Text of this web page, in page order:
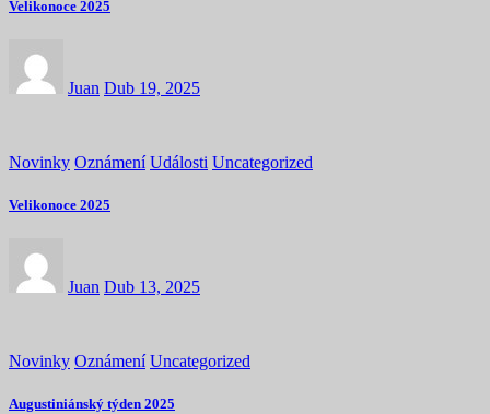
Velikonoce 2025
Juan Dub 19, 2025
Novinky Oznámení Události Uncategorized
Velikonoce 2025
Juan Dub 13, 2025
Novinky Oznámení Uncategorized
Augustiniánský týden 2025